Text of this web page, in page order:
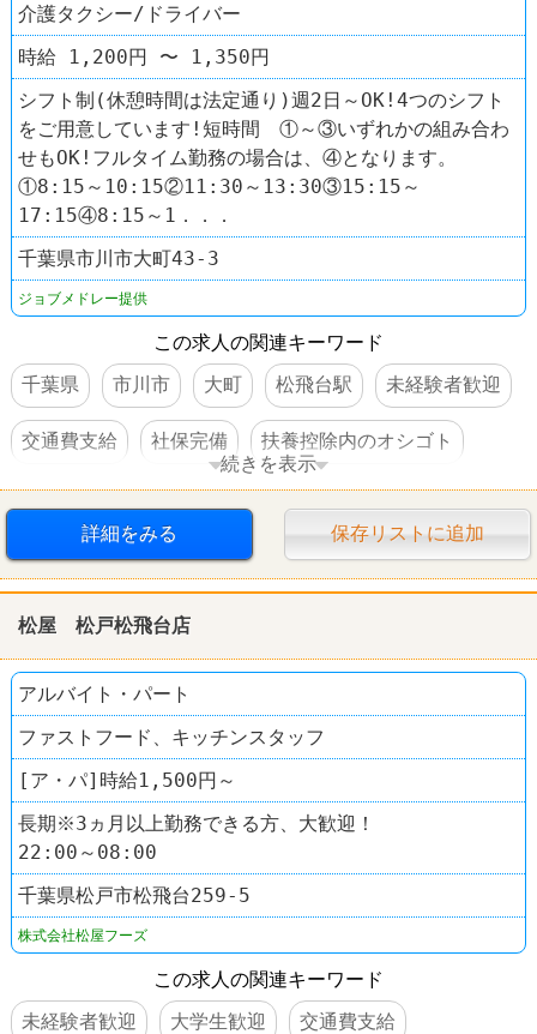
介護タクシー/ドライバー
時給 1,200円 〜 1,350円
シフト制(休憩時間は法定通り)週2日～OK!4つのシフト
をご用意しています!短時間 ①～③いずれかの組み合わ
せもOK!フルタイム勤務の場合は、④となります。
①8:15～10:15②11:30～13:30③15:15～
17:15④8:15～1．．．
千葉県市川市大町43-3
ジョブメドレー提供
この求人の関連キーワード
千葉県
市川市 大町 松飛台駅 未経験者歓迎
交通費支給 社保完備 扶養控除内のオシゴト
車・バイク通勤可
続きを表示
詳細をみる 保存リストに追加
松屋 松戸松飛台店
アルバイト・パート
ファストフード、キッチンスタッフ
[ア・パ]時給1,500円～
長期※3ヵ月以上勤務できる方、大歓迎！
22:00～08:00
千葉県松戸市松飛台259-5
株式会社松屋フーズ
この求人の関連キーワード
未経験者歓迎
大学生歓迎 交通費支給